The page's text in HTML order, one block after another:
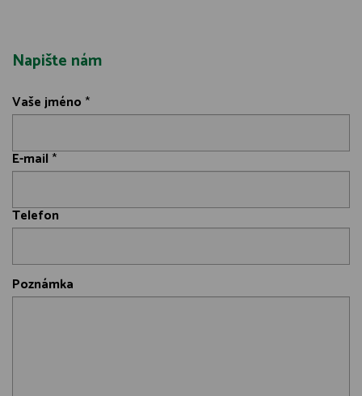
Napište nám
Vaše jméno *
E-mail *
Telefon
Poznámka